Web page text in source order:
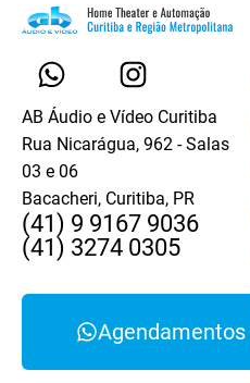
AB Áudio e Vídeo Curitiba
Rua Nicarágua, 962 - Salas
03 e 06
Bacacheri, Curitiba, PR
(41) 9 9167 9036
(41) 3274 0305
Agendamentos